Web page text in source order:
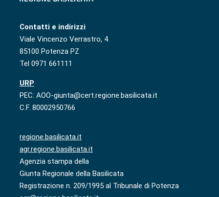
Contatti e indirizzi
Viale Vincenzo Verrastro, 4
85100 Potenza PZ
Tel 0971 661111
URP
PEC: AOO-giunta@cert.regione.basilicata.it
C.F. 80002950766
regione.basilicata.it
agr.regione.basilicata.it
Agenzia stampa della
Giunta Regionale della Basilicata
Registrazione n. 209/1995 al Tribunale di Potenza